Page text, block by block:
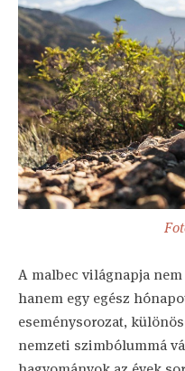
A malbec világnapja
hanem egy egész
eseménysorozat,
nemzeti szimbólummá